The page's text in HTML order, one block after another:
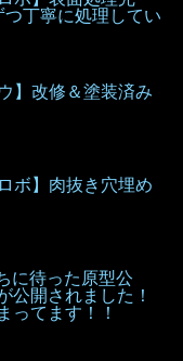
丁寧に処理してい
】改修＆塗装済み
ボ】肉抜き穴埋め
に待った原型公
公開されました！
ってます！！